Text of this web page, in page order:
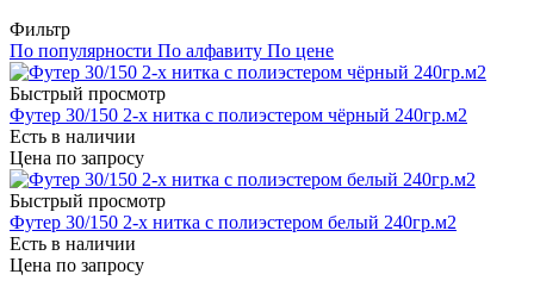
Фильтр
По популярности По алфавиту По цене
Быстрый просмотр
Футер 30/150 2-х нитка с полиэстером чёрный 240гр.м2
Есть в наличии
Цена по запросу
Быстрый просмотр
Футер 30/150 2-х нитка с полиэстером белый 240гр.м2
Есть в наличии
Цена по запросу